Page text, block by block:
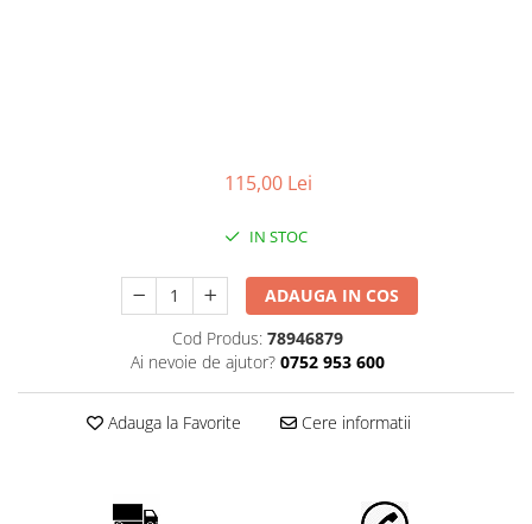
115,00 Lei
IN STOC
ADAUGA IN COS
Cod Produs: 78946879
Ai nevoie de ajutor? 0752 953 600
Adauga la Favorite Cere informatii